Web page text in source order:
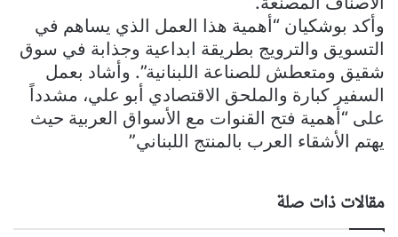
وأكد بوشكيان “أهمية هذا العمل الذي يساهم في
التسويق والترويج بطريقة ابداعية وجذابة في سوق
شقيق ومتعطش للصناعة اللبنانية”. وأشاد بعمل
السفير كبارة والملحق الاقتصادي أبو علي، مشدداً
على “أهمية فتح القنوات مع الأسواق العربية حيث
يهتم الأشقاء العرب بالمنتج اللبناني”
مقالات ذات صلة